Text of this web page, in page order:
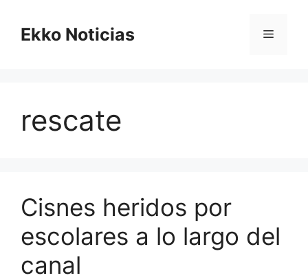
contenido
Ekko Noticias Menú
rescate
Cisnes heridos por
escolares a lo largo del
canal